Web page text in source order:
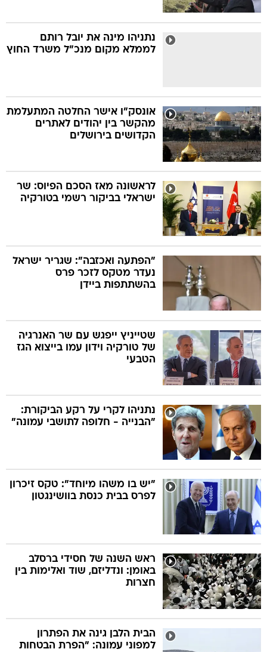
נתניהו מינה את יובל רותם
לממלא מקום מנכ"ל משרד החוץ
אונסק"ו אישר החלטה המתעלמת
מהקשר בין יהודים לאתרים
הקדושים בירושלים
לראשונה מאז הסכם הפיוס: שר
ישראלי בביקור רשמי בטורקיה
"הפתעה ואכזבה": שגריר ישראל
נעדר מטקס לזכר פרס
בהשתתפות ביידן
שטייניץ ייפגש עם שר האנרגיה
של טורקיה וידון עמו בייצוא הגז
הטבעי
נתניהו לקרי על רקע הביקורת:
"הבנייה - חלופה לתושבי עמונה"
"יש בו משהו מיוחד": טקס זיכרון
לפרס בבית כנסת בוושינגטון
ראש השנה של חסידי ברסלב
באומן: ונדליזם, שוד ואלימות בין
חצרות
הבית הלבן גינה את הפתרון
למפוני עמונה: "הפרת הבטחות